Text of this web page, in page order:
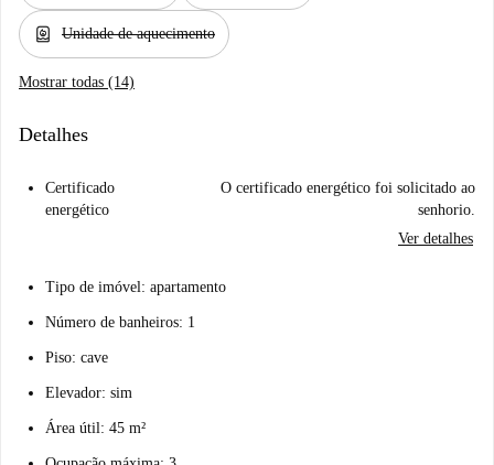
water_heater Unidade de aquecimento
Mostrar todas (14)
Detalhes
Certificado
energético
O certificado energético foi solicitado ao
senhorio.
Ver detalhes
Tipo de imóvel: apartamento
Número de banheiros: 1
Piso: cave
Elevador: sim
Área útil: 45 m²